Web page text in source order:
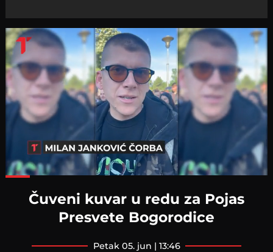
Čuveni kuvar u redu za Pojas
Presvete Bogorodice
petak 05. jun | 13:46